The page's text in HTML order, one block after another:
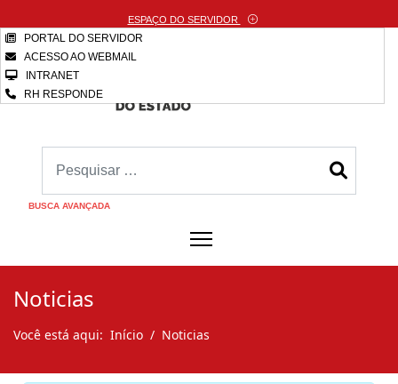
ESPAÇO DO SERVIDOR
PORTAL DO SERVIDOR
ACESSO AO WEBMAIL
INTRANET
RH RESPONDE
BUSCA AVANÇADA
Noticias
Você está aqui: Início Noticias